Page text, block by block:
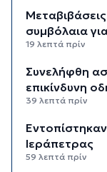
συμβόλαια
19 λεπτά πρίν
Συνελήφθη
επικίνδυνη
39 λεπτά πρίν
Ιεράπετρας
59 λεπτά πρίν